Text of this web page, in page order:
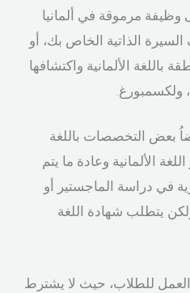
مرموقة في ألمانيا
الذاتية الخاص بك، أو
باللغة الألمانية واكتشافها
ولكسمبورغ.
بعض التخصصات باللغة
الألمانية وعادة ما يتم
في دراسة الماجستير أو
ولكن يتطلب شهادة اللغة
للطلاب، حيث لا يشترط